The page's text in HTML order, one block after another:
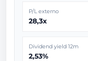
P/L externo
28,3x
Dividend yield 12m
2,53%